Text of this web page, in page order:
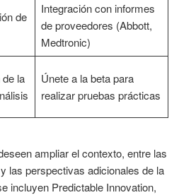
de
Integración con informes
de proveedores (Abbott,
Medtronic)
la
Únete a la beta para
realizar pruebas prácticas
ampliar el contexto, entre las
las perspectivas adicionales de la
incluyen Predictable Innovation,